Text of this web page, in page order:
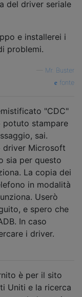
del driver seriale
e installerei i
problemi.
Mr. Buster
fonte
"CDC"
potuto stampare
sai.
driver Microsoft
sia per questo
La copia dei
in modalità
Userò
e spero che
In caso
i driver.
è per il sito
Uniti e la ricerca